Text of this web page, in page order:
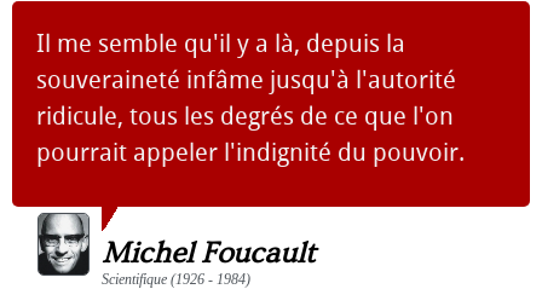
Il me semble qu'il y a là, depuis la
souveraineté infâme jusqu'à l'autorité
ridicule, tous les degrés de ce que l'on
pourrait appeler l'indignité du pouvoir.
Michel Foucault
Scientifique (1926 - 1984)